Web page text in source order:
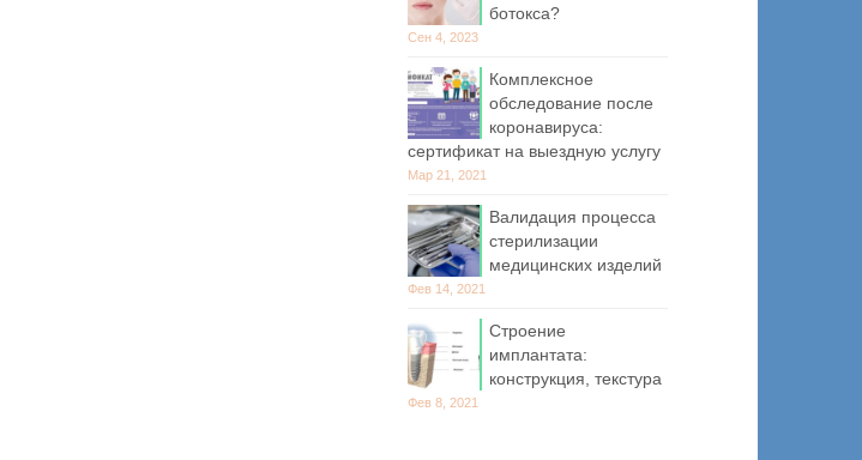
ботокса?
Сен 4, 2023
Комплексное
обследование после
коронавируса:
сертификат на выездную услугу
Мар 21, 2021
Валидация процесса
стерилизации
медицинских изделий
Фев 14, 2021
Строение
имплантата:
конструкция, текстура
Фев 8, 2021